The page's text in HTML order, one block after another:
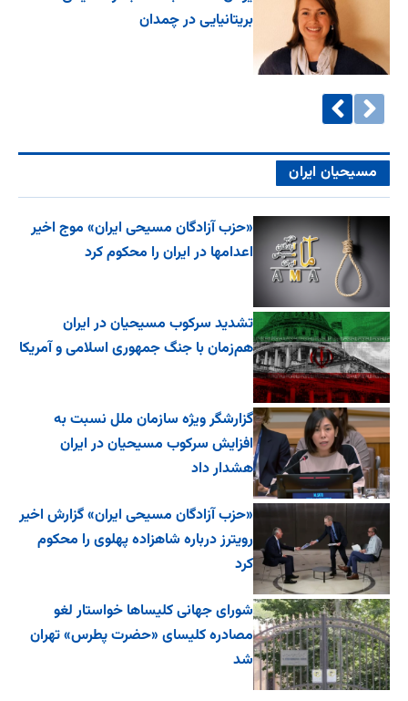
بریتانیایی در چمدان
مسیحیان ایران
«حزب آزادگان مسیحی ایران» موج اخیر
اعدامها در ایران را محکوم کرد
تشدید سرکوب مسیحیان در ایران
هم‌زمان با جنگ جمهوری اسلامی و آمریکا
گزارشگر ویژه سازمان ملل نسبت به
افزایش سرکوب مسیحیان در ایران
هشدار داد
«حزب آزادگان مسیحی ایران» گزارش اخیر
رویترز درباره شاهزاده پهلوی را محکوم
کرد
شورای جهانی کلیساها خواستار لغو
مصادره کلیسای «حضرت پطرس» تهران
شد